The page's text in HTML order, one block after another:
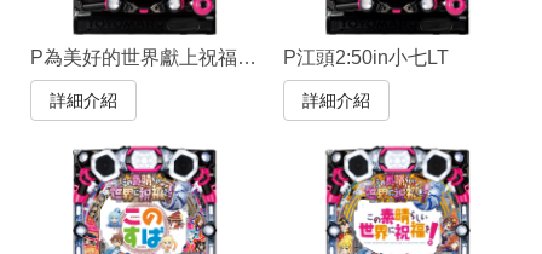
P為美好的世界獻上祝福！LT129 緊急任務
詳細介紹
P江頭2:50in小七LT
詳細介紹